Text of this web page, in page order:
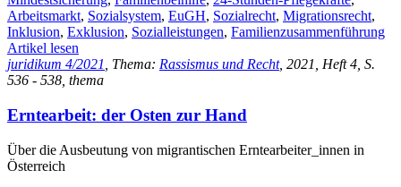
Arbeitsmarkt, Sozialsystem, EuGH, Sozialrecht, Migrationsrecht,
Inklusion, Exklusion, Sozialleistungen, Familienzusammenführung
Artikel lesen
juridikum 4/2021
, Thema: Rassismus und Recht, 2021, Heft 4, S.
536 - 538, thema
Erntearbeit: der Osten zur Hand
Über die Ausbeutung von migrantischen Erntearbeiter_innen in
Österreich